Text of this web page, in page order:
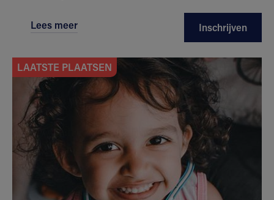
Lees meer Inschrijven
LAATSTE PLAATSEN